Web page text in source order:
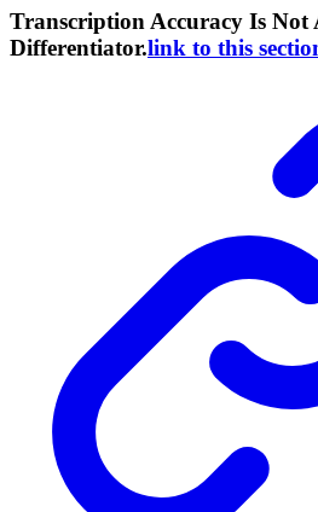
Transcription Accuracy Is Not
Differentiator.link to this